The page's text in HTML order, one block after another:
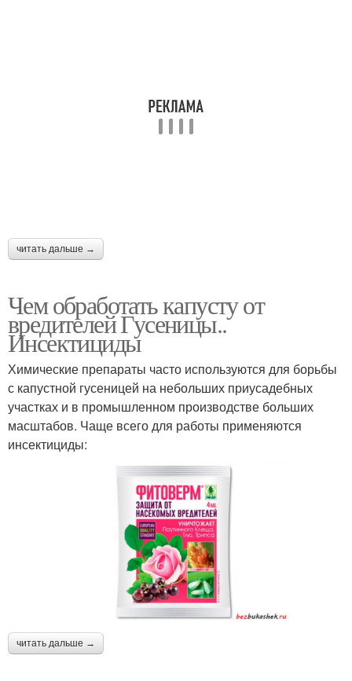
читать дальше →
Чем обработать капусту от
вредителей Гусеницы..
Инсектициды
Химические препараты часто используются для борьбы
с капустной гусеницей на небольших приусадебных
участках и в промышленном производстве больших
масштабов. Чаще всего для работы применяются
инсектициды:
читать дальше →